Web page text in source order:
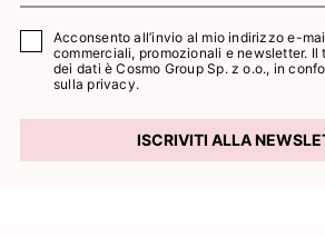
Acconsento all’invio al mio indirizzo e-
commerciali, promozionali e newsletter.
dei dati è Cosmo Group Sp. z o.o., in
sulla privacy.
ISCRIVITI ALLA